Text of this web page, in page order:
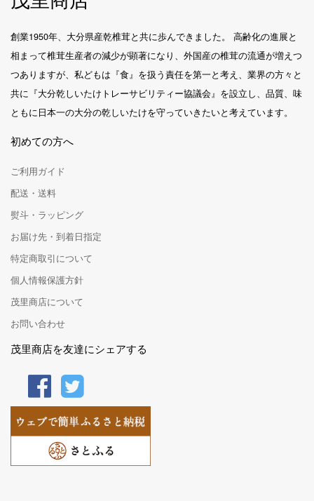
創業1950年、大分県産乾椎茸と共に歩んできました。 高齢化の進展と
相まって椎茸生産者の減少が顕著になり、外国産の椎茸の流通が増えつ
つありますが、私どもは『食』を扱う責任を第一と考え、業界の方々と
共に『大分乾しいたけトレーサビリティー協議会』を設立し、品質、味
ともに日本一の大分の乾しいたけを守っていきたいと考えています。
初めての方へ
ご利用ガイド
配送・送料
熨斗・ラッピング
お届け先・到着日指定
特定商取引について
個人情報保護方針
茂里商店について
お問い合わせ
茂里商店を友達にシェアする